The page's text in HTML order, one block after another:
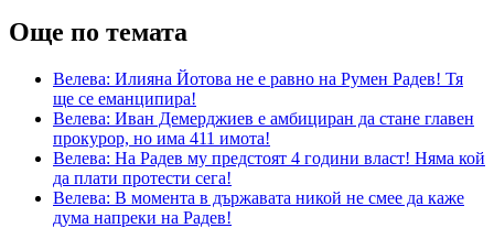
Още по темата
Велева: Илияна Йотова не е равно на Румен Радев! Тя
ще се еманципира!
Велева: Иван Демерджиев е амбициран да стане главен
прокурор, но има 411 имота!
Велева: На Радев му предстоят 4 години власт! Няма кой
да плати протести сега!
Велева: В момента в държавата никой не смее да каже
дума напреки на Радев!